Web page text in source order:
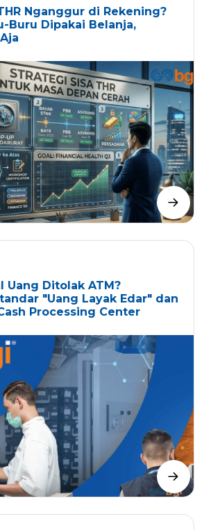
Nganggur di Rekening?
Buru Dipakai Belanja,
Uang Ditolak ATM?
"Uang Layak Edar" dan
Processing Center